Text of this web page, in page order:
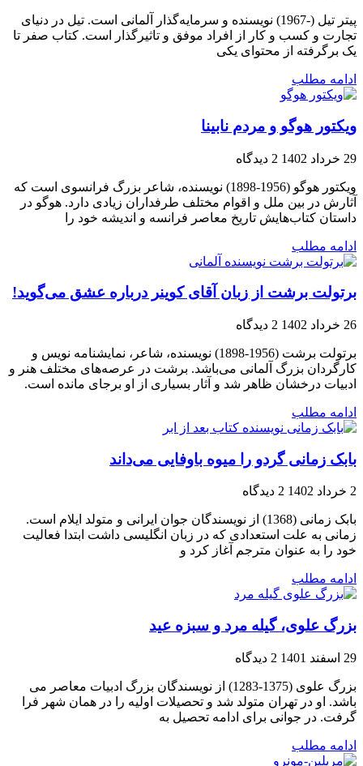
پیتر تیل (-1967) نویسنده و سرمایه‌گذار آلمانی است. تیل در دنیای
تجارت و کسب و کار از افراد موفق و تاثیرگذار است. کتاب صفر تا
یک برگرفته از محتوای یکی
ادامه مطلب
ویکتور هوگو و مردم نابینا
29 خرداد 1402 2 دیدگاه
ویکتور هوگو (1956-1898) نویسنده، شاعر بزرگ فرانسوی است که
آثارش در بین ملل و اقوام مختلف طرفداران زیادی دارد. هوگو در
داستان کتاب‌هایش تاریخ معاصر فرانسه و اندیشه خود را
ادامه مطلب
برتولت برشت از زبان آقای کوینر درباره عشق می‌گوید!
26 خرداد 1402 2 دیدگاه
برتولت برشت (1956-1898) نویسنده، شاعر، نمایشنامه نویس و
کارگردان بزرگ آلمانی می‌باشد. برشت در عرصه‌های مختلف هنر و
ادبیات درخشان ظاهر شد و آثار بسیاری از او برجای مانده است.
ادامه مطلب
بابک زمانی گردو را میوه باوفایی می‌داند
2 خرداد 1402 2 دیدگاه
بابک زمانی (1368) از نویسندگان جوان ایرانی و متولد ایلام است.
زمانی به علت استعدادی که در زبان انگلیسی داشت ابتدا فعالیت
خود را به عنوان مترجم آغاز کرد و
ادامه مطلب
بزرگ علوی، گیله مرد و سبزه عید
29 اسفند 1401 2 دیدگاه
بزرگ علوی (1375-1283) از نویسندگان بزرگ ادبیات معاصر می
باشد. او در تهران متولد شد و تحصیلات اولیه را در همان شهر فرا
گرفت. در جوانی برای ادامه تحصیل به
ادامه مطلب